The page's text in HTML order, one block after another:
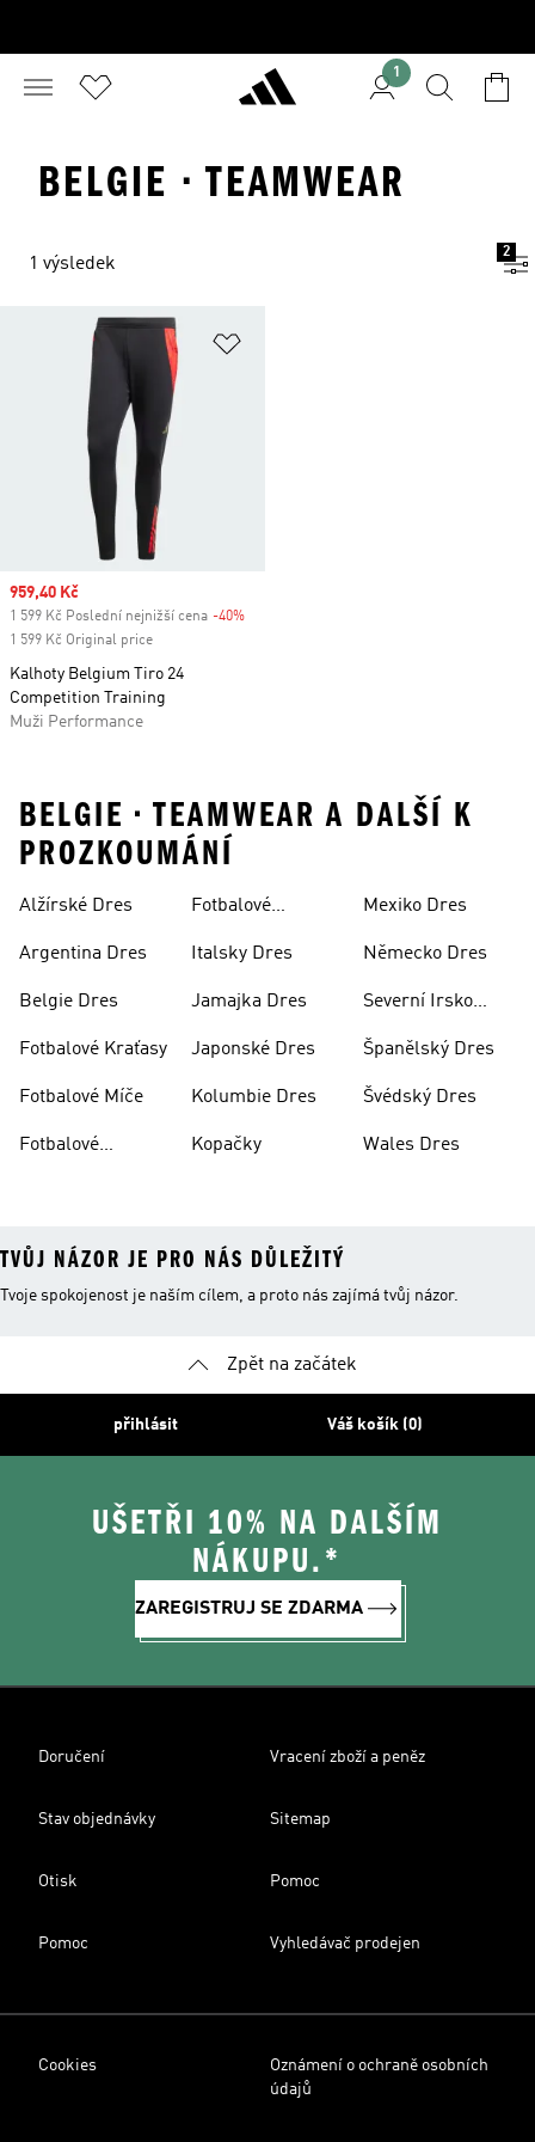
1
BELGIE · TEAMWEAR
1 výsledek
2
Sale price
959,40 Kč
1 599 Kč Poslední nejnižší cena -40%
1 599 Kč Original price
Kalhoty Belgium Tiro 24
Competition Training
Muži Performance
BELGIE • TEAMWEAR A DALŠÍ K
PROZKOUMÁNÍ
Alžírské Dres
Argentina Dres
Belgie Dres
Fotbalové Kraťasy
Fotbalové Míče
Fotbalové
Fotbalové
Italsky Dres
Jamajka Dres
Japonské Dres
Kolumbie Dres
Kopačky
Mexiko Dres
Německo Dres
Severní Irsko
Španělský Dres
Švédský Dres
Wales Dres
TVŮJ NÁZOR JE PRO NÁS DŮLEŽITÝ
Tvoje spokojenost je naším cílem, a proto nás zajímá tvůj názor.
Zpět na začátek
přihlásit Váš košík (0)
UŠETŘI 10% NA DALŠÍM
NÁKUPU.*
ZAREGISTRUJ SE ZDARMA
Doručení Vracení zboží a peněz
Stav objednávky Sitemap
Otisk Pomoc
Pomoc Vyhledávač prodejen
Cookies
Oznámení o ochraně osobních
údajů